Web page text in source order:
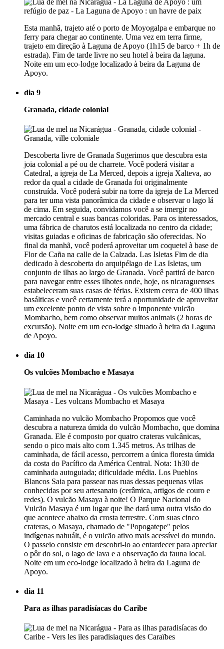
Esta manhã, trajeto até o porto de Moyogalpa e embarque no
ferry para chegar ao continente. Uma vez em terra firme,
trajeto em direção à Laguna de Apoyo (1h15 de barco + 1h de
estrada). Fim de tarde livre no seu hotel à beira da laguna.
Noite em um eco-lodge localizado à beira da Laguna de
Apoyo.
dia 9
Granada, cidade colonial
Descoberta livre de Granada Sugerimos que descubra esta
joia colonial a pé ou de charrete. Você poderá visitar a
Catedral, a igreja de La Merced, depois a igreja Xalteva, ao
redor da qual a cidade de Granada foi originalmente
construída. Você poderá subir na torre da igreja de La Merced
para ter uma vista panorâmica da cidade e observar o lago lá
de cima. Em seguida, convidamos você a se imergir no
mercado central e suas bancas coloridas. Para os interessados,
uma fábrica de charutos está localizada no centro da cidade;
visitas guiadas e oficinas de fabricação são oferecidas. No
final da manhã, você poderá aproveitar um coquetel à base de
Flor de Caña na calle de la Calzada. Las Isletas Fim de dia
dedicado à descoberta do arquipélago de Las Isletas, um
conjunto de ilhas ao largo de Granada. Você partirá de barco
para navegar entre esses ilhotes onde, hoje, os nicaraguenses
estabeleceram suas casas de férias. Existem cerca de 400 ilhas
basálticas e você certamente terá a oportunidade de aproveitar
um excelente ponto de vista sobre o imponente vulcão
Mombacho, bem como observar muitos animais (2 horas de
excursão). Noite em um eco-lodge situado à beira da Laguna
de Apoyo.
dia 10
Os vulcões Mombacho e Masaya
Caminhada no vulcão Mombacho Propomos que você
descubra a natureza úmida do vulcão Mombacho, que domina
Granada. Ele é composto por quatro crateras vulcânicas,
sendo o pico mais alto com 1.345 metros. As trilhas de
caminhada, de fácil acesso, percorrem a única floresta úmida
da costa do Pacífico da América Central. Nota: 1h30 de
caminhada autoguiada; dificuldade média. Los Pueblos
Blancos Saia para passear nas ruas dessas pequenas vilas
conhecidas por seu artesanato (cerâmica, artigos de couro e
redes). O vulcão Masaya à noite! O Parque Nacional do
Vulcão Masaya é um lugar que lhe dará uma outra visão do
que acontece abaixo da crosta terrestre. Com suas cinco
crateras, o Masaya, chamado de "Popogatepe" pelos
indígenas nahuált, é o vulcão ativo mais acessível do mundo.
O passeio consiste em descobri-lo ao entardecer para apreciar
o pôr do sol, o lago de lava e a observação da fauna local.
Noite em um eco-lodge localizado à beira da Laguna de
Apoyo.
dia 11
Para as ilhas paradisíacas do Caribe